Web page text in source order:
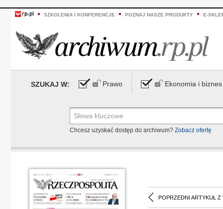
SZKOLENIA I KONFERENCJE POZNAJ NASZE PRODUKTY E-
SZUKAJ W: Prawo Ekonomia i biznes
Chcesz uzyskać dostęp do archiwum? Zobacz ofertę
POPRZEDNI ARTYKUŁ Z